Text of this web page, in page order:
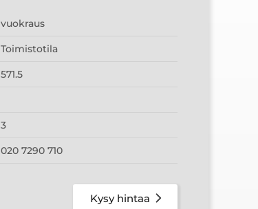
vuokraus
Toimistotila
571.5
3
020 7290 710
Kysy hintaa